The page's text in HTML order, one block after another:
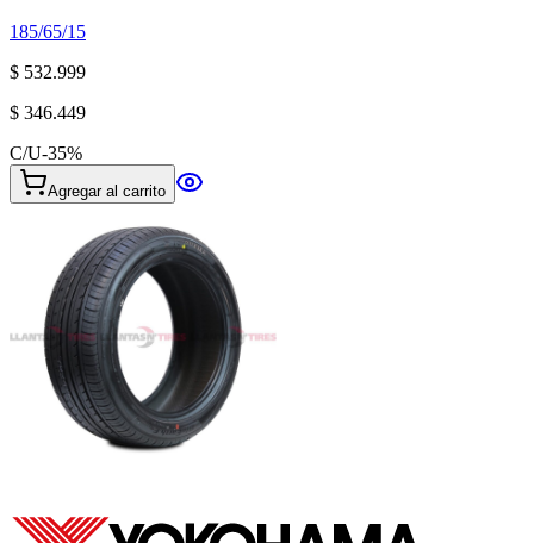
185/65/15
$ 532.999
$ 346.449
C/U-35%
Agregar al carrito